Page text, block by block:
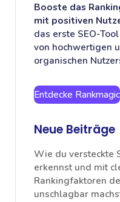
Booste das
mit positiven
das erste SEO-
von hochwertigen
organischen
Entdecke Rankmagic
Neue Beiträge
Wie du versteckte
erkennst und mit
Rankingfaktoren
unschlagbar